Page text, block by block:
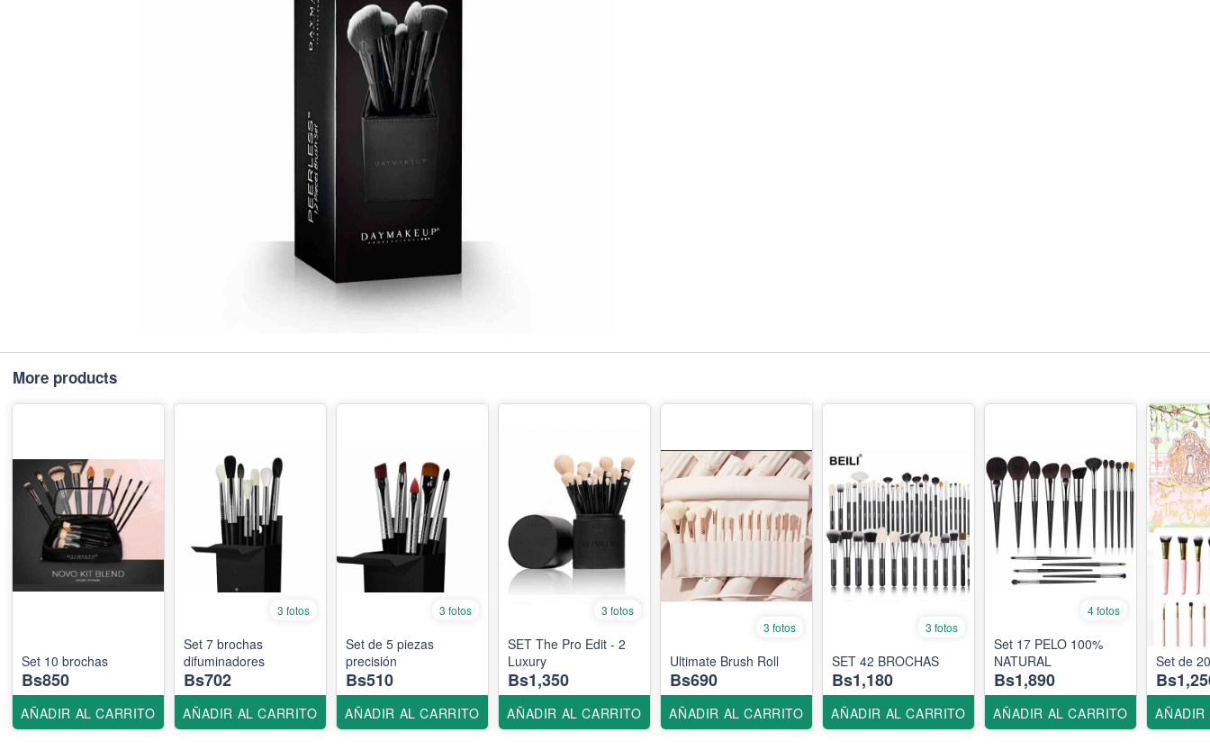
More products
Set 10 brochas
Bs850
AÑADIR AL CARRITO
3 fotos
Set 7 brochas
difuminadores
Bs702
AÑADIR AL CARRITO
3 fotos
Set de 5 piezas
precisión
Bs510
AÑADIR AL CARRITO
3 fotos
SET The Pro Edit - 2
Luxury
Bs1,350
AÑADIR AL CARRITO
3 fotos
Ultimate Brush Roll
Bs690
AÑADIR AL CARRITO
3 fotos
SET 42 BROCHAS
Bs1,180
AÑADIR AL CARRITO
4 fotos
Set 17 PELO 100%
NATURAL
Bs1,890
AÑADIR AL CARRITO
Set de
AÑADIR